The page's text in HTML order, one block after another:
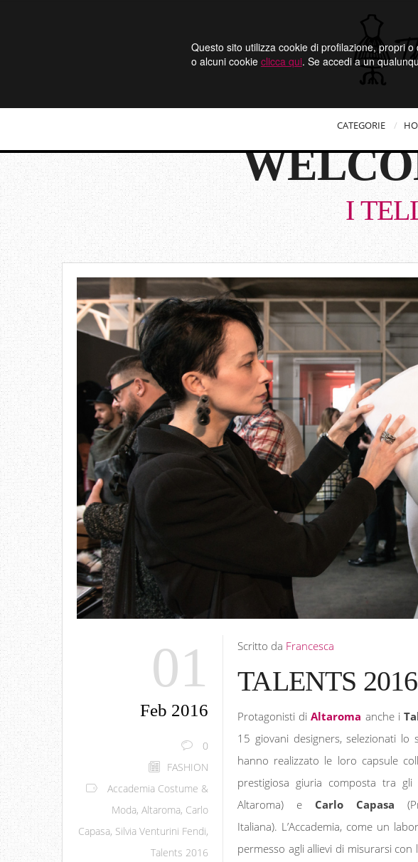
Questo sito utilizza cookie di profilazione, propri
o alcuni cookie clicca qui. Se accedi a un
CATEGORIE
I
01
Feb 2016
0
FASHION
Accademia Costume &
Moda, Altaroma, Carlo
Capasa, Silvia Venturini Fendi,
Talents 2016
Scritto da Francesca
TALENTS 2016
Protagonisti di Altaroma anche i
15 giovani designers, selezionati
hanno realizzato le loro capsule
prestigiosa giuria composta tra
Altaroma) e Carlo Capasa
Italiana). L’Accademia, come un
permesso agli allievi di misurarsi